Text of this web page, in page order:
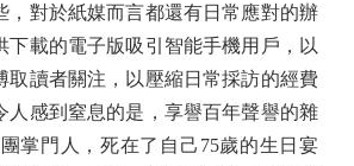
對於紙媒而言都還有日常應對的辦
下載的電子版吸引智能手機用戶，以
取讀者關注，以壓縮日常採訪的經費
人感到窒息的是，享譽百年聲譽的雜
掌門人，死在了自己75歲的生日宴